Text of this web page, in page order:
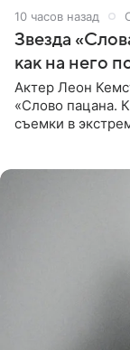
10 часов назад
Звезда
как на него
Актер Леон
«Слово пацана.
съемки в